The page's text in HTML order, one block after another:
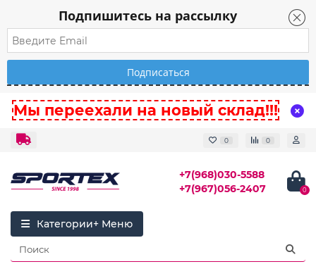
Подпишитесь на рассылку
Мы переехали на новый склад!!!
0 0
+7(968)030-5588
+7(967)056-2407
0
Категории